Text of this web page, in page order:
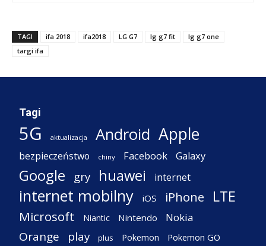
TAGI ifa 2018 ifa2018 LG G7 lg g7 fit
lg g7 one
targi ifa
Tagi
5G aktualizacja Android Apple
bezpieczeństwo chiny Facebook Galaxy
Google gry huawei internet
internet mobilny iOS iPhone LTE
Microsoft Niantic Nintendo Nokia
Orange play plus Pokemon Pokemon GO